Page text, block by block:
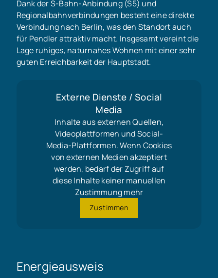
Dank der S-Bahn-Anbindung (S5) und
Regionalbahnverbindungen besteht eine direkte
Verbindung nach Berlin, was den Standort auch
für Pendler attraktiv macht. Insgesamt vereint die
Lage ruhiges, naturnahes Wohnen mit einer sehr
guten Erreichbarkeit der Hauptstadt.
Externe Dienste / Social
Media
Inhalte aus externen Quellen,
Videoplattformen und Social-
Media-Plattformen. Wenn Cookies
von externen Medien akzeptiert
werden, bedarf der Zugriff auf
diese Inhalte keiner manuellen
Zustimmung mehr
Zustimmen
Energieausweis